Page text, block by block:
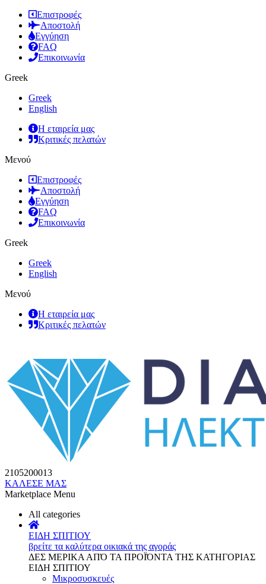
Επιστροφές
Αποστολή
Εγγύηση
FAQ
Επικοινωνία
Greek
Greek
English
Η εταιρεία μας
Κριτικές πελατών
Μενού
Επιστροφές
Αποστολή
Εγγύηση
FAQ
Επικοινωνία
Greek
Greek
English
Μενού
Η εταιρεία μας
Κριτικές πελατών
2105200013
ΚΑΛΕΣΕ ΜΑΣ
Marketplace Menu
All categories
ΕΙΔΗ ΣΠΙΤΙΟΥ
βρείτε τα καλύτερα οικιακά της αγοράς
ΔΕΣ ΜΕΡΙΚΑ ΑΠΌ ΤΑ ΠΡΟΪΌΝΤΑ ΤΗΣ ΚΑΤΗΓΟΡΙΑΣ
ΕΙΔΗ ΣΠΙΤΙΟΥ
Μικροσυσκευές